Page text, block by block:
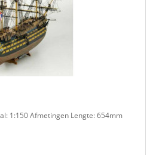
1:150 Afmetingen Lengte: 654mm